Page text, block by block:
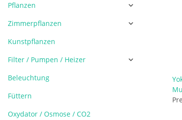
Pflanzen
Zimmerpflanzen
Kunstpflanzen
Filter / Pumpen / Heizer
Beleuchtung
Füttern
Oxydator / Osmose / CO2